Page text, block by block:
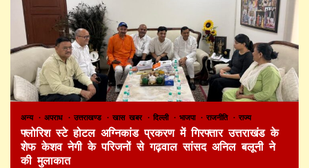
अन्य अपराध उत्तराखण्ड खास खबर दिल्ली भाजपा राजनीति राज्य
फ्लोरिश स्टे होटल अग्निकांड प्रकरण में गिरफ्तार उत्तराखंड के
शेफ केशव नेगी के परिजनों से गढ़वाल सांसद अनिल बलूनी ने
की मुलाकात